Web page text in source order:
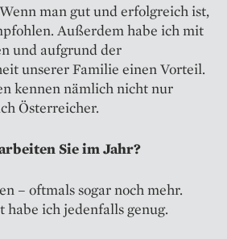
man gut und erfolgreich ist,
Außerdem habe ich mit
und aufgrund der
unserer Familie einen Vorteil.
kennen nämlich nicht nur
Österreicher.
Sie im Jahr?
– oftmals sogar noch mehr.
ich jedenfalls genug.